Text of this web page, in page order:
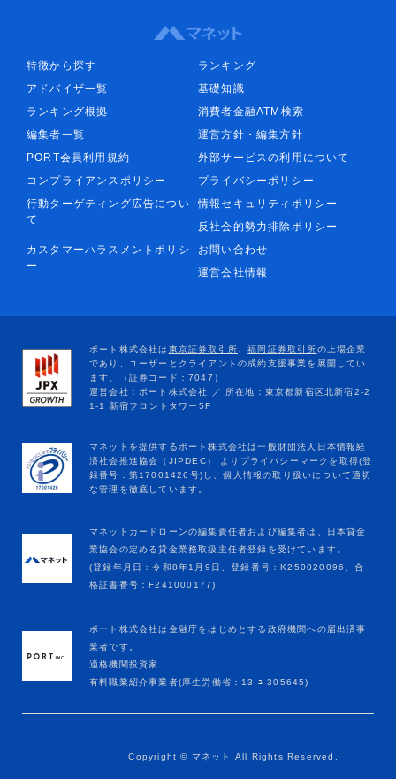
特徴から探す
ランキング
アドバイザ一覧
基礎知識
ランキング根拠
消費者金融ATM検索
編集者一覧
運営方針・編集方針
PORT会員利用規約
外部サービスの利用について
コンプライアンスポリシー
プライバシーポリシー
行動ターゲティング広告につい
て
情報セキュリティポリシー
反社会的勢力排除ポリシー
カスタマーハラスメントポリシ
ー
お問い合わせ
運営会社情報
マネットカードローンの編集責任者および編集者は、日本貸金
業協会の定める貸金業務取扱主任者登録を受けています。
(登録年月日：令和8年1月9日、登録番号：K250020096、合
格証書番号：F241000177)
ポート株式会社は金融庁をはじめとする政府機関への届出済事
業者です。
適格機関投資家
有料職業紹介事業者(厚生労働省：13-ﾕ-305645)